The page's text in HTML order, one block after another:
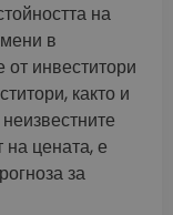
на
в
от инвеститори
както и
цената, е
за